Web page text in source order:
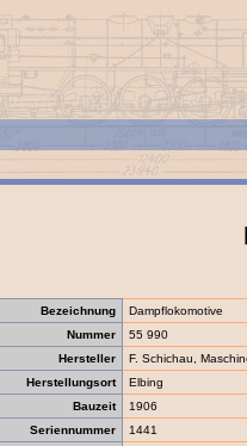
Bezeichnung
Dampflokomotive
Nummer
55 990
Hersteller
F. Schichau,
Herstellungsort
Elbing
Bauzeit
1906
Seriennummer
1441